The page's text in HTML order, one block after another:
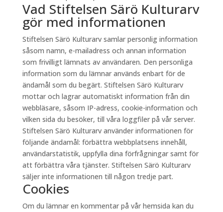
Vad Stiftelsen Särö Kulturarv
gör med informationen
Stiftelsen Särö Kulturarv samlar personlig information
såsom namn, e-mailadress och annan information
som frivilligt lämnats av användaren. Den personliga
information som du lämnar används enbart för de
ändamål som du begärt. Stiftelsen Särö Kulturarv
mottar och lagrar automatiskt information från din
webbläsare, såsom IP-adress, cookie-information och
vilken sida du besöker, till våra loggfiler på vår server.
Stiftelsen Särö Kulturarv använder informationen för
följande ändamål: förbättra webbplatsens innehåll,
användarstatistik, uppfylla dina förfrågningar samt för
att förbättra våra tjänster. Stiftelsen Särö Kulturarv
säljer inte informationen till någon tredje part.
Cookies
Om du lämnar en kommentar på vår hemsida kan du